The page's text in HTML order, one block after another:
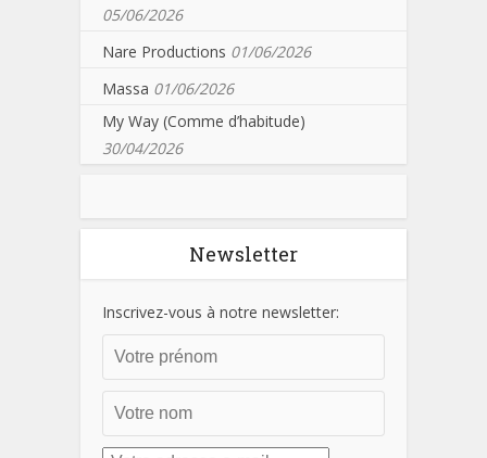
05/06/2026
Nare Productions 01/06/2026
Massa 01/06/2026
My Way (Comme d’habitude)
30/04/2026
Newsletter
Inscrivez-vous à notre newsletter: